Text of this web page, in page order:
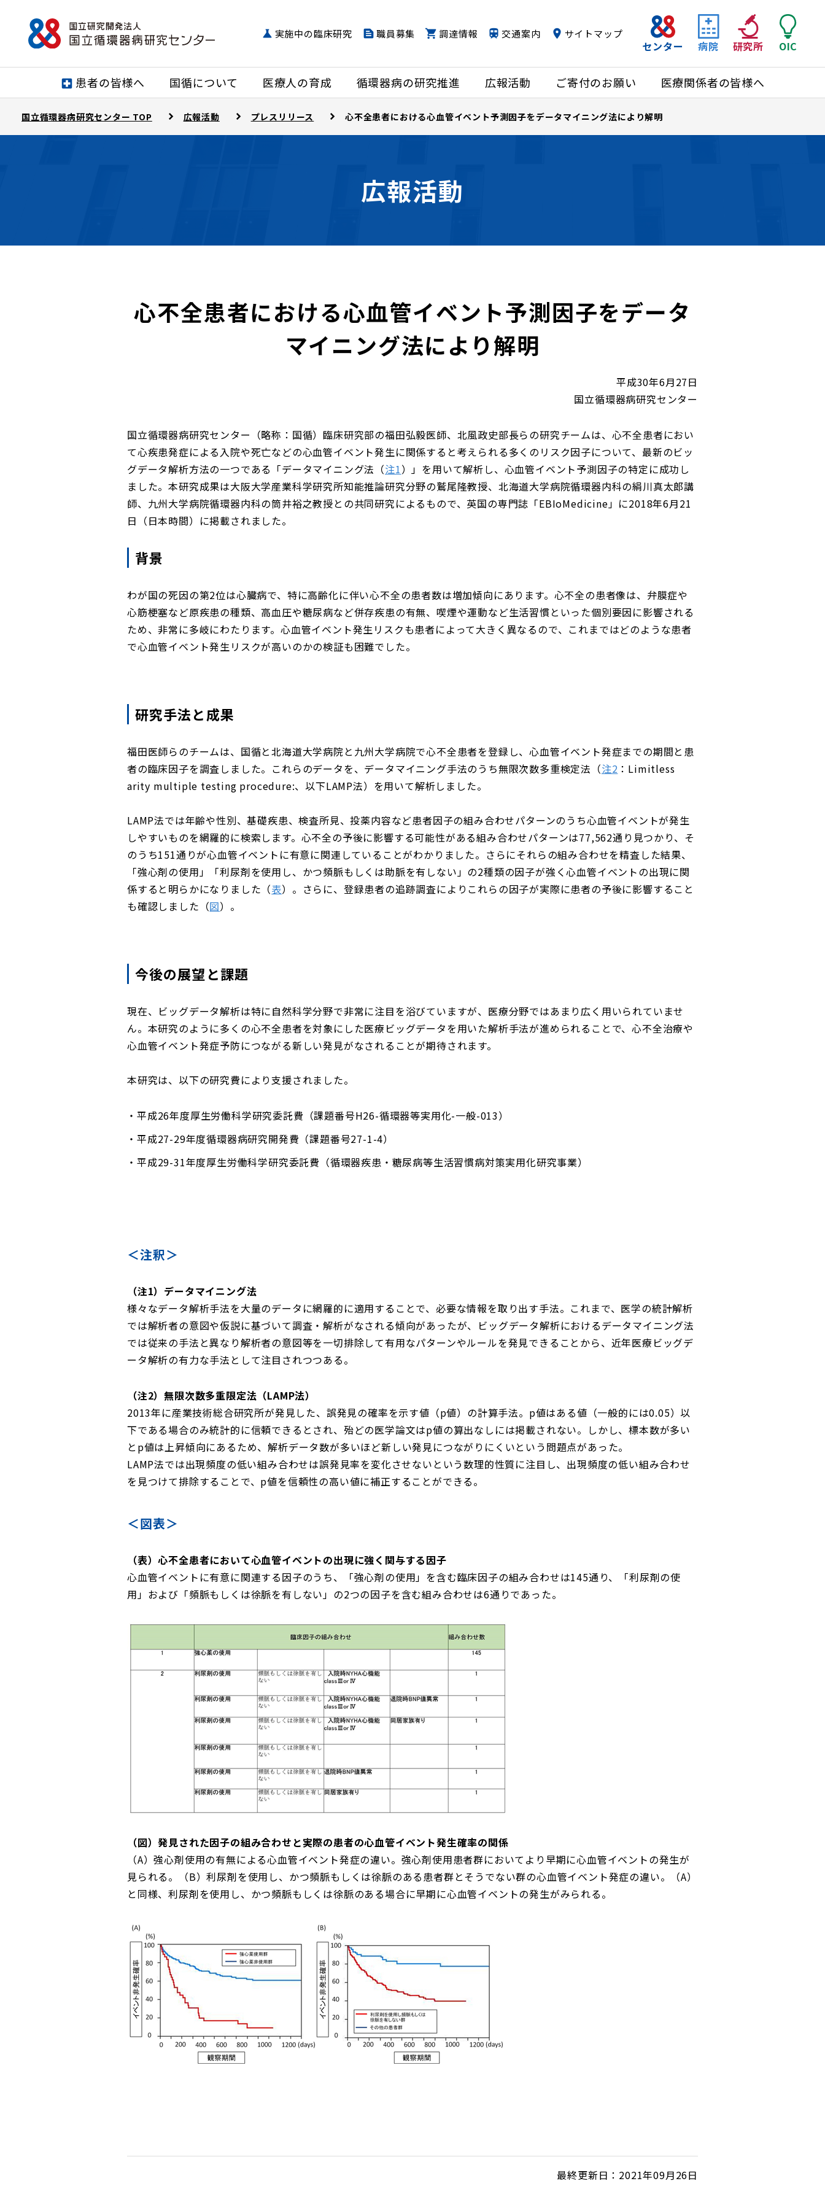
患者の皆様へ 国循について 医療人の育成 循環器病の研究推進 広報活動 ご寄付のお願い 医療関係者の皆様へ
センター 病院 研究所 OIC
実施中の臨床研究 職員募集 調達情報 交通案内 サイトマップ
国立循環器病研究センター TOP 広報活動 プレスリリース 心不全患者における心血管イベント予測因子をデータマイニング法により解明
広報活動
心不全患者における心血管イベント予測因子をデータ
マイニング法により解明
平成30年6月27日
国立循環器病研究センター
国立循環器病研究センター（略称：国循）臨床研究部の福田弘毅医師、北風政史部長らの研究チームは、心不全患者におい
て心疾患発症による入院や死亡などの心血管イベント発生に関係すると考えられる多くのリスク因子について、最新のビッ
グデータ解析方法の一つである「データマイニング法（注1）」を用いて解析し、心血管イベント予測因子の特定に成功し
ました。本研究成果は大阪大学産業科学研究所知能推論研究分野の鷲尾隆教授、北海道大学病院循環器内科の絹川真太郎講
師、九州大学病院循環器内科の筒井裕之教授との共同研究によるもので、英国の専門誌「EBIoMedicine」に2018年6月21
日（日本時間）に掲載されました。
背景
わが国の死因の第2位は心臓病で、特に高齢化に伴い心不全の患者数は増加傾向にあります。心不全の患者像は、弁膜症や
心筋梗塞など原疾患の種類、高血圧や糖尿病など併存疾患の有無、喫煙や運動など生活習慣といった個別要因に影響される
ため、非常に多岐にわたります。心血管イベント発生リスクも患者によって大きく異なるので、これまではどのような患者
で心血管イベント発生リスクが高いのかの検証も困難でした。
研究手法と成果
福田医師らのチームは、国循と北海道大学病院と九州大学病院で心不全患者を登録し、心血管イベント発症までの期間と患
者の臨床因子を調査しました。これらのデータを、データマイニング手法のうち無限次数多重検定法（注2 ：Limitless
arity multiple testing procedure:、以下LAMP法）を用いて解析しました。
LAMP法では年齢や性別、基礎疾患、検査所見、投薬内容など患者因子の組み合わせパターンのうち心血管イベントが発生
しやすいものを網羅的に検索します。心不全の予後に影響する可能性がある組み合わせパターンは77,562通り見つかり、そ
のうち151通りが心血管イベントに有意に関連していることがわかりました。さらにそれらの組み合わせを精査した結果、
「強心剤の使用」「利尿剤を使用し、かつ頻脈もしくは助脈を有しない」の2種類の因子が強く心血管イベントの出現に関
係すると明らかになりました（表）。さらに、登録患者の追跡調査によりこれらの因子が実際に患者の予後に影響すること
も確認しました（図）。
今後の展望と課題
現在、ビッグデータ解析は特に自然科学分野で非常に注目を浴びていますが、医療分野ではあまり広く用いられていませ
ん。本研究のように多くの心不全患者を対象にした医療ビッグデータを用いた解析手法が進められることで、心不全治療や
心血管イベント発症予防につながる新しい発見がなされることが期待されます。
本研究は、以下の研究費により支援されました。
平成26年度厚生労働科学研究委託費（課題番号H26-循環器等実用化-一般-013）
平成27-29年度循環器病研究開発費（課題番号27-1-4）
平成29-31年度厚生労働科学研究委託費（循環器疾患・糖尿病等生活習慣病対策実用化研究事業）
＜注釈＞
（注1）データマイニング法
様々なデータ解析手法を大量のデータに網羅的に適用することで、必要な情報を取り出す手法。これまで、医学の統計解析
では解析者の意図や仮説に基づいて調査・解析がなされる傾向があったが、ビッグデータ解析におけるデータマイニング法
では従来の手法と異なり解析者の意図等を一切排除して有用なパターンやルールを発見できることから、近年医療ビッグデ
ータ解析の有力な手法として注目されつつある。
（注2）無限次数多重限定法（LAMP法）
2013年に産業技術総合研究所が発見した、誤発見の確率を示す値（p値）の計算手法。p値はある値（一般的には0.05）以
下である場合のみ統計的に信頼できるとされ、殆どの医学論文はp値の算出なしには掲載されない。しかし、標本数が多い
とp値は上昇傾向にあるため、解析データ数が多いほど新しい発見につながりにくいという問題点があった。
LAMP法では出現頻度の低い組み合わせは誤発見率を変化させないという数理的性質に注目し、出現頻度の低い組み合わせ
を見つけて排除することで、p値を信頼性の高い値に補正することができる。
＜図表＞
（表）心不全患者において心血管イベントの出現に強く関与する因子
心血管イベントに有意に関連する因子のうち、「強心剤の使用」を含む臨床因子の組み合わせは145通り、「利尿剤の使
用」および「頻脈もしくは徐脈を有しない」の2つの因子を含む組み合わせは6通りであった。
（図）発見された因子の組み合わせと実際の患者の心血管イベント発生確率の関係
（A）強心剤使用の有無による心血管イベント発症の違い。強心剤使用患者群においてより早期に心血管イベントの発生が
見られる。（B）利尿剤を使用し、かつ頻脈もしくは徐脈のある患者群とそうでない群の心血管イベント発症の違い。（A）
と同様、利尿剤を使用し、かつ頻脈もしくは徐脈のある場合に早期に心血管イベントの発生がみられる。
最終更新日：2021年09月26日